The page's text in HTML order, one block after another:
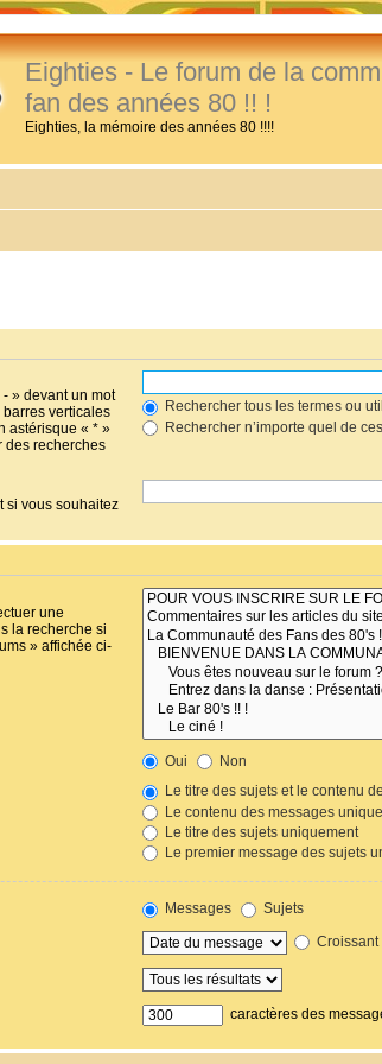
Eighties - Le forum de la
fan des années 80 !! !
Eighties, la mémoire des années 80 !!!!
» devant un mot
verticales
astérisque « * »
des recherches
Rechercher tous les termes ou
Rechercher n’importe quel de
si vous souhaitez
une
la recherche si
» affichée ci-
Oui
Non
Le titre des sujets et le contenu
Le contenu des messages
Le titre des sujets uniquement
Le premier message des sujets
Messages
Sujets
Croissant
caractères des